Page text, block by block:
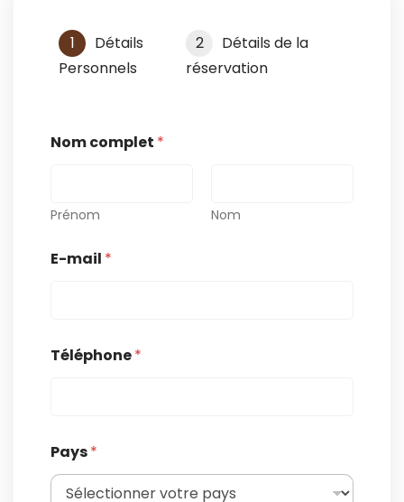
1
Détails
Personnels
2
Détails de la
réservation
Nom complet *
Prénom Nom
E-mail *
Téléphone*
Pays*